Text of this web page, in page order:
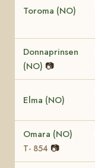
Toroma (NO)
Donnaprinsen
(NO) 📷
Elma (NO)
Omara (NO)
T- 854 📷